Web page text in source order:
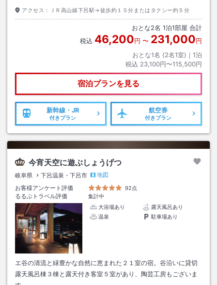
アクセス： ＪＲ高山線下呂駅→徒歩約１５分またはタクシー約５分
おとな2名 1泊1部屋 合計
税込 46,200円 〜 231,000円
おとな1名 (2名1室)｜ 1泊
税込 23,100円〜115,500円
宿泊プランを見る
新幹線・JR
付きプラン
航空券
付きプラン
今宵天空に遊ぶしょうげつ
岐阜県 下呂温泉・下呂市
地図
お客様アンケート評価
92点
るるぶトラベル評価
集計中
大浴場あり
露天風呂あり
温泉
駐車場あり
エ谷の清流と緑豊かな自然に恵まれた２１室の宿。谷沿いに貸切
露天風呂棟３棟と露天付き客室５室があり、陶芸工房もございま